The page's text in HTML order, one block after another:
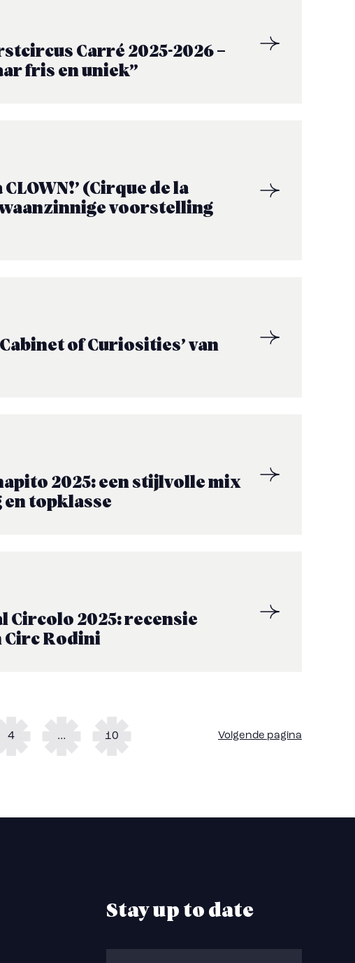
Carré 2025-2026 –
fris en uniek”
CLOWN!’ (Cirque de la
waanzinnige voorstelling
Cabinet of Curiosities’ van
2025: een stijlvolle mix
en topklasse
Circolo 2025: recensie
Circ Rodini
4 … 10 Volgende pagina
Stay up to date